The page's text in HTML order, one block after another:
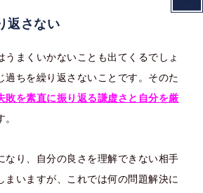
返さない
うまくいかないことも出てくるでしょ
過ちを繰り返さないことです。そのた
敗を素直に振り返る謙虚さと自分を厳
。
なり、自分の良さを理解できない相手
まいますが、これでは何の問題解決に